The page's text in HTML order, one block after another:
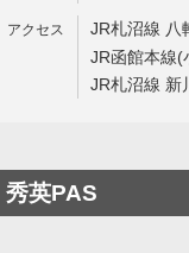
JR札沼線 八
JR函館本線(
JR札沼線 新
秀英PAS